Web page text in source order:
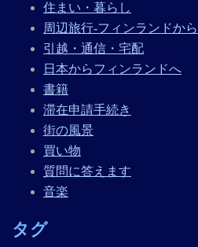
住まい・暮らし
周辺旅行-フィンランドか
引越・通信・宅配
日本からフィンランドへ
書籍
滞在申請手続き
街の風景
買い物
質問に答えます
音楽
タグ